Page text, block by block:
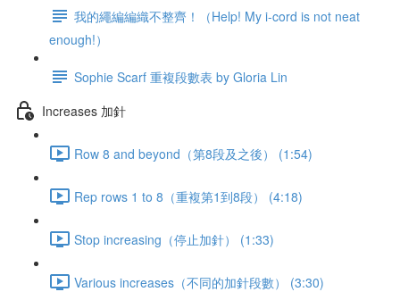
我的繩編編織不整齊！（Help! My i-cord is not neat
enough!）
Sophie Scarf 重複段數表 by Gloria Lin
Increases 加針
Row 8 and beyond（第8段及之後） (1:54)
Rep rows 1 to 8（重複第1到8段） (4:18)
Stop increasing（停止加針） (1:33)
Various increases（不同的加針段數） (3:30)